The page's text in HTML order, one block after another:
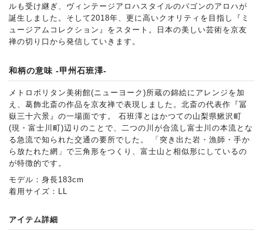
ルも受け継ぎ、ヴィンテージアロハスタイルのパゴンのアロハが
誕生しました。そして2018年、更に高いクオリティを目指し『ミ
ュージアムコレクション』をスタート。日本の美しい芸術を京友
禅の切り口から発信していきます。
和柄の意味 -甲州石班澤-
メトロポリタン美術館(ニューヨーク)所蔵の錦絵にアレンジを加
え、葛飾北斎の作品を京友禅で表現しました。北斎の代表作『冨
嶽三十六景』の一場面です。 石班澤とはかつての山梨県鰍沢町
(現・富士川町)辺りのことで、二つの川が合流し富士川の本流とな
る急流で知られた交通の要所でした。 「突き出た岩・漁師・手か
ら放たれた網」で三角形をつくり、富士山と相似形にしているの
が特徴的です。
モデル：身長183cm
着用サイズ：LL
アイテム詳細